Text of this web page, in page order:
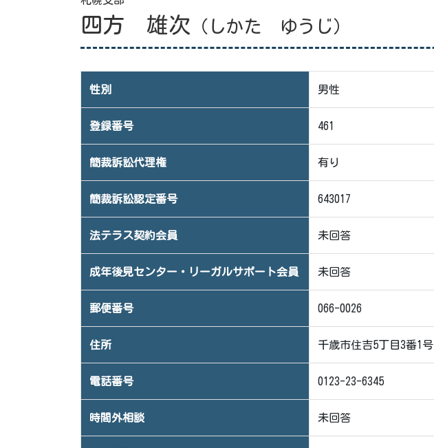
四方 雄次 （しかた ゆうじ）
性別 男性
登録番号 461
簡裁訴訟代理権 有り
簡裁訴訟認定番号 643017
法テラス契約会員 未回答
成年後見センター・リーガルサポート会員 未回答
郵便番号 066-0026
住所 千歳市住吉5丁目3番1号
電話番号 0123-23-6345
時間外相談 未回答